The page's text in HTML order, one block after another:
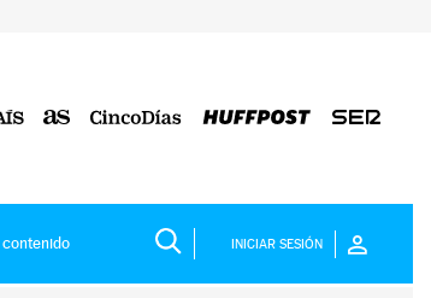
INICIAR SESIÓN